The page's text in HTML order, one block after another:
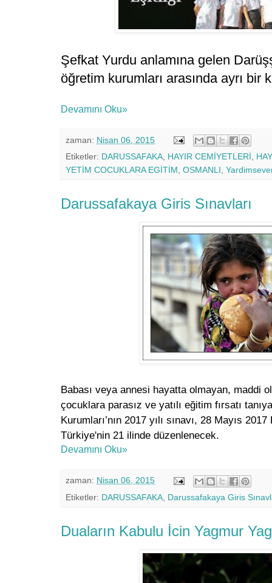
Şefkat Yurdu anlamına gelen
öğretim kurumları arasında ayrı bir
Devamını Oku»
zaman: Nisan 06, 2015
Etiketler: DARUSSAFAKA HAYIR CEMİYETLERİ
YETİM COCUKLARA EGİTİM OSMANLI
Darussafakaya Giris Sınavları
Babası veya annesi hayatta olmayan, maddi
çocuklara parasız ve yatılı eğitim fırsatı
Kurumları’nın 2017 yılı sınavı, 28 Mayıs
Türkiye'nin 21 ilinde düzenlenecek.
Devamını Oku»
zaman: Nisan 06, 2015
Etiketler: DARUSSAFAKA Darussafakaya Giris
Duaların Kabulu İcin Yagmur